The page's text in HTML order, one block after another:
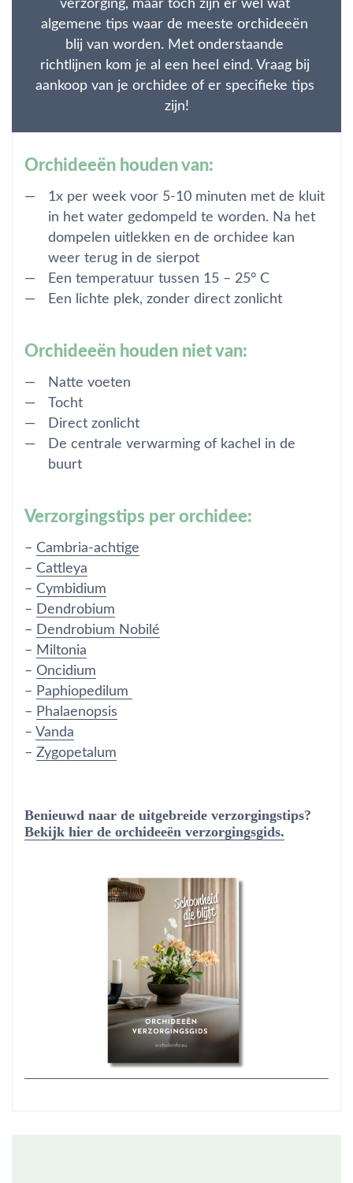
verzorging, maar toch zijn er wel wat
algemene tips waar de meeste orchideeën
blij van worden. Met onderstaande
richtlijnen kom je al een heel eind. Vraag bij
aankoop van je orchidee of er specifieke tips
zijn!
Orchideeën houden van:
1x per week voor 5-10 minuten met de kluit
in het water gedompeld te worden. Na het
dompelen uitlekken en de orchidee kan
weer terug in de sierpot
​Een temperatuur tussen 15 – 25° C
Een lichte plek, zonder direct zonlicht
Orchideeën houden niet van:
Natte voeten
Tocht
Direct zonlicht
De centrale verwarming of kachel in de
buurt
Verzorgingstips per orchidee:
– Cambria-achtige
– Cattleya
– Cymbidium
– Dendrobium
– Dendrobium Nobilé
– Miltonia
– Oncidium
– Paphiopedilum
– Phalaenopsis
– Vanda
– Zygopetalum
Benieuwd naar de uitgebreide verzorgingstips?
Bekijk hier de orchideeën verzorgingsgids.